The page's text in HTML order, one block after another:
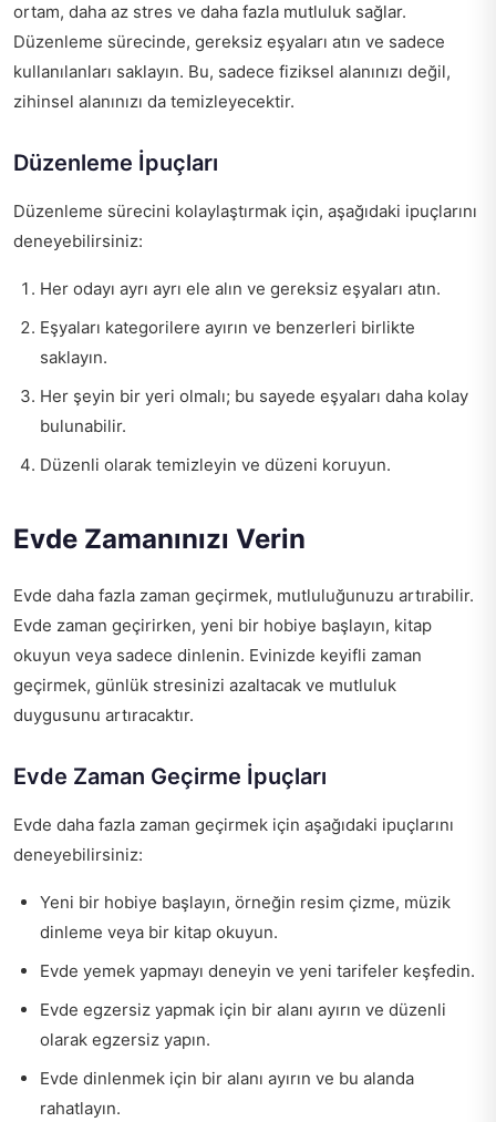
ortam, daha az stres ve daha fazla mutluluk sağlar.
Düzenleme sürecinde, gereksiz eşyaları atın ve sadece
kullanılanları saklayın. Bu, sadece fiziksel alanınızı değil,
zihinsel alanınızı da temizleyecektir.
Düzenleme İpuçları
Düzenleme sürecini kolaylaştırmak için, aşağıdaki ipuçlarını
deneyebilirsiniz:
Her odayı ayrı ayrı ele alın ve gereksiz eşyaları atın.
Eşyaları kategorilere ayırın ve benzerleri birlikte
saklayın.
Her şeyin bir yeri olmalı; bu sayede eşyaları daha kolay
bulunabilir.
Düzenli olarak temizleyin ve düzeni koruyun.
Evde Zamanınızı Verin
Evde daha fazla zaman geçirmek, mutluluğunuzu artırabilir.
Evde zaman geçirirken, yeni bir hobiye başlayın, kitap
okuyun veya sadece dinlenin. Evinizde keyifli zaman
geçirmek, günlük stresinizi azaltacak ve mutluluk
duygusunu artıracaktır.
Evde Zaman Geçirme İpuçları
Evde daha fazla zaman geçirmek için aşağıdaki ipuçlarını
deneyebilirsiniz:
Yeni bir hobiye başlayın, örneğin resim çizme, müzik
dinleme veya bir kitap okuyun.
Evde yemek yapmayı deneyin ve yeni tarifeler keşfedin.
Evde egzersiz yapmak için bir alanı ayırın ve düzenli
olarak egzersiz yapın.
Evde dinlenmek için bir alanı ayırın ve bu alanda
rahatlayın.